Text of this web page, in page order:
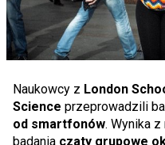
Naukowcy z London
Science przeprowadzili
od smartfonów. Wynika
badania czaty grupowe